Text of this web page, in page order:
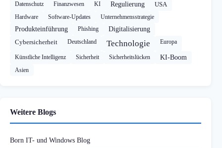
Datenschutz Finanzwesen KI Regulierung USA
Hardware Software-Updates Unternehmensstrategie
Produkteinführung Phishing
Digitalisierung
Cybersicherheit
Deutschland Technologie Europa
Künstliche Intelligenz Sicherheit Sicherheitslücken KI-Boom
Asien
Weitere Blogs
Born IT- und Windows Blog